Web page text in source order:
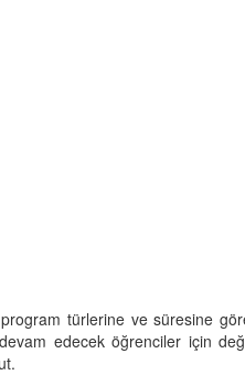
program türlerine ve süresine
edecek öğrenciler için